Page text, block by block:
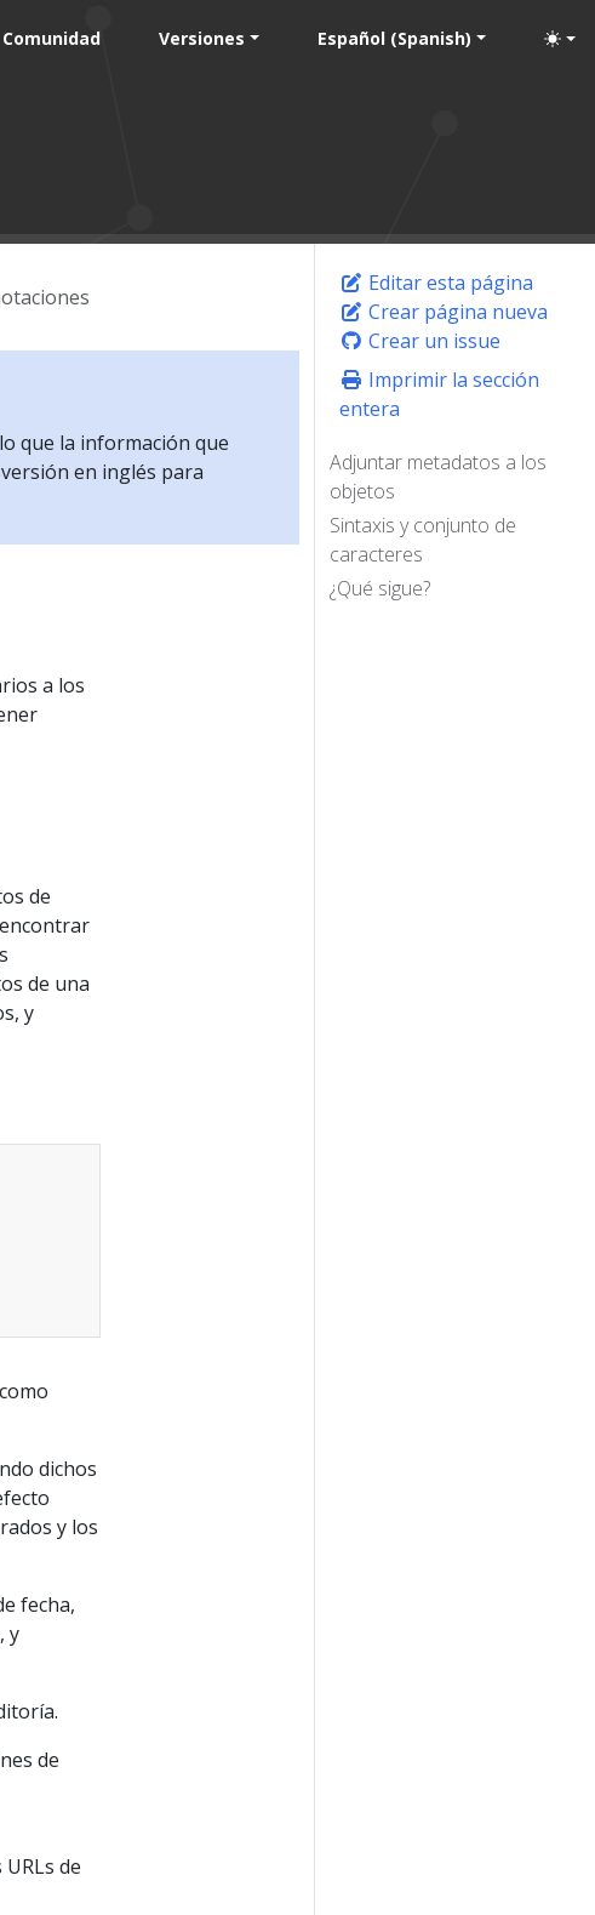
Comunidad Versiones Español (Spanish)
Editar esta página
Crear página nueva
Crear un issue
Imprimir la sección
entera
Adjuntar metadatos a los
objetos
Sintaxis y conjunto de
caracteres
¿Qué sigue?
que la información que
en inglés para
a los
de
de una
y
dichos
y los
fecha,
y
de
de